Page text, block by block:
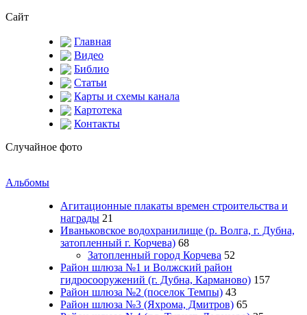
Сайт
Главная
Видео
Библио
Статьи
Карты и схемы канала
Картотека
Контакты
Случайное фото
Альбомы
Агитационные плакаты времен строительства и
награды 21
Иваньковское водохранилище (р. Волга, г. Дубна,
затопленный г. Корчева) 68
Затопленный город Корчева 52
Район шлюза №1 и Волжский район
гидросооружений (г. Дубна, Карманово) 157
Район шлюза №2 (поселок Темпы) 43
Район шлюза №3 (Яхрома, Дмитров) 65